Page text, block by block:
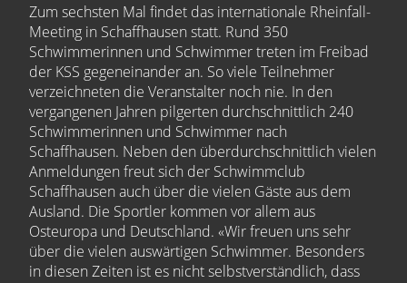
Zum sechsten Mal findet das internationale Rheinfall-
Meeting in Schaffhausen statt. Rund 350
Schwimmerinnen und Schwimmer treten im Freibad
der KSS gegeneinander an. So viele Teilnehmer
verzeich­neten die Veranstalter noch nie. In den
vergangenen Jahren pilgerten durchschnittlich 240
Schwimmerinnen und Schwimmer nach
Schaffhausen. Neben den überdurchschnittlich vielen
Anmeldungen freut sich der Schwimmclub
Schaffhausen auch über die vielen Gäste aus dem
Ausland. Die Sportler kommen vor allem aus
Osteuropa und Deutschland. «Wir freuen uns sehr
über die vielen auswärtigen Schwimmer. Besonders
in diesen Zeiten ist es nicht selbstverständlich, dass